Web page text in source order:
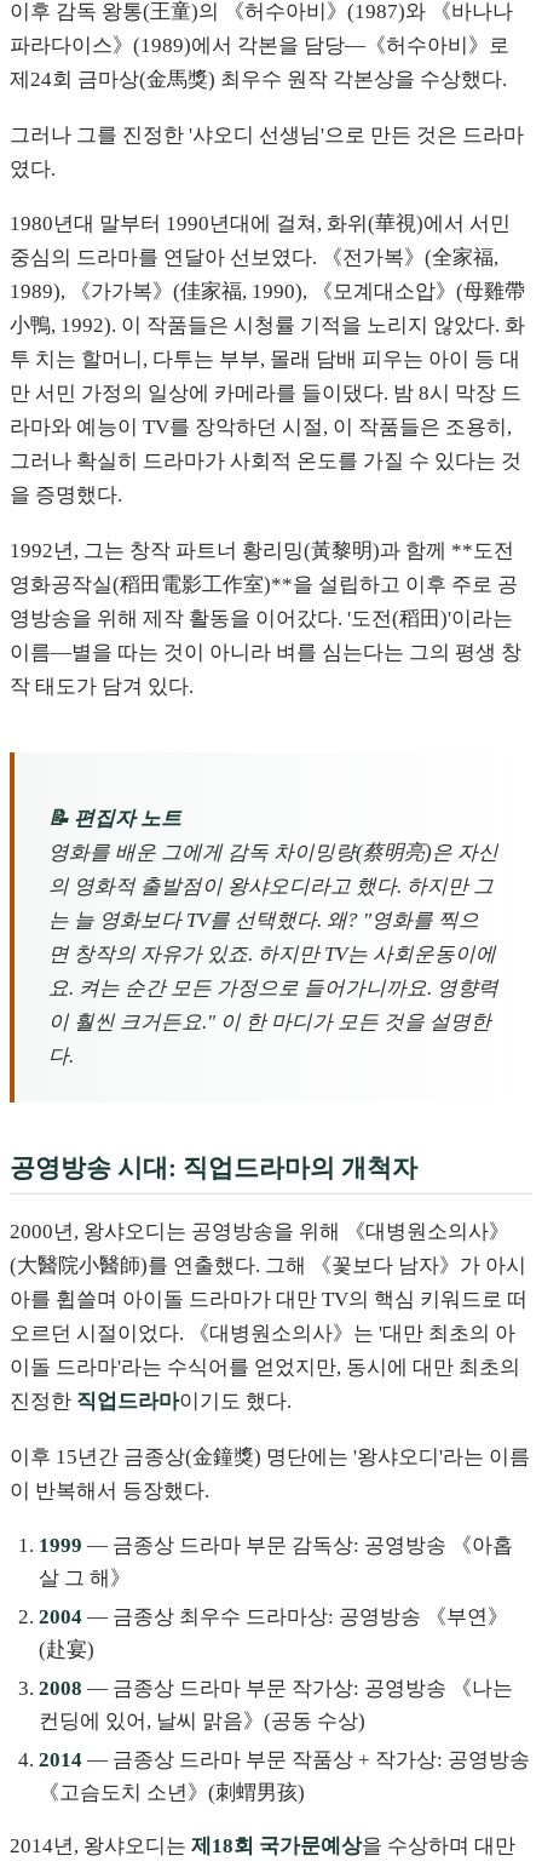
이후 감독 왕통(王童)의 《허수아비》(1987)와 《바나나
파라다이스》(1989)에서 각본을 담당—《허수아비》로
제24회 금마상(金馬獎) 최우수 원작 각본상을 수상했다.
그러나 그를 진정한 '샤오디 선생님'으로 만든 것은 드라마
였다.
1980년대 말부터 1990년대에 걸쳐, 화위(華視)에서 서민
중심의 드라마를 연달아 선보였다. 《전가복》(全家福,
1989), 《가가복》(佳家福, 1990), 《모계대소압》(母雞帶
小鴨, 1992). 이 작품들은 시청률 기적을 노리지 않았다. 화
투 치는 할머니, 다투는 부부, 몰래 담배 피우는 아이 등 대
만 서민 가정의 일상에 카메라를 들이댔다. 밤 8시 막장 드
라마와 예능이 TV를 장악하던 시절, 이 작품들은 조용히,
그러나 확실히 드라마가 사회적 온도를 가질 수 있다는 것
을 증명했다.
1992년, 그는 창작 파트너 황리밍(黃黎明)과 함께 **도전
영화공작실(稻田電影工作室)**을 설립하고 이후 주로 공
영방송을 위해 제작 활동을 이어갔다. '도전(稻田)'이라는
이름—별을 따는 것이 아니라 벼를 심는다는 그의 평생 창
작 태도가 담겨 있다.
📝 편집자 노트
영화를 배운 그에게 감독 차이밍량(蔡明亮)은 자신
의 영화적 출발점이 왕샤오디라고 했다. 하지만 그
는 늘 영화보다 TV를 선택했다. 왜? "영화를 찍으
면 창작의 자유가 있죠. 하지만 TV는 사회운동이에
요. 켜는 순간 모든 가정으로 들어가니까요. 영향력
이 훨씬 크거든요." 이 한 마디가 모든 것을 설명한
다.
공영방송 시대: 직업드라마의 개척자
2000년, 왕샤오디는 공영방송을 위해 《대병원소의사》
(大醫院小醫師)를 연출했다. 그해 《꽃보다 남자》가 아시
아를 휩쓸며 아이돌 드라마가 대만 TV의 핵심 키워드로 떠
오르던 시절이었다. 《대병원소의사》는 '대만 최초의 아
이돌 드라마'라는 수식어를 얻었지만, 동시에 대만 최초의
진정한 직업드라마이기도 했다.
이후 15년간 금종상(金鐘獎) 명단에는 '왕샤오디'라는 이름
이 반복해서 등장했다.
1999 — 금종상 드라마 부문 감독상: 공영방송 《아홉
살 그 해》
2004 — 금종상 최우수 드라마상: 공영방송 《부연》
(赴宴)
2008 — 금종상 드라마 부문 작가상: 공영방송 《나는
컨딩에 있어, 날씨 맑음》(공동 수상)
2014 — 금종상 드라마 부문 작품상 + 작가상: 공영방송
《고슴도치 소년》(刺蝟男孩)
2014년, 왕샤오디는 제18회 국가문예상을 수상하며 대만